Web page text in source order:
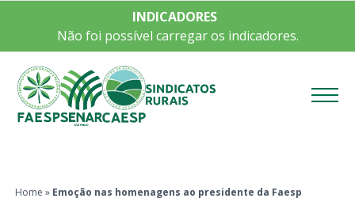
INDICADORES
Não foi possível carregar os indicadores.
Home » Emoção nas homenagens ao presidente da Faesp